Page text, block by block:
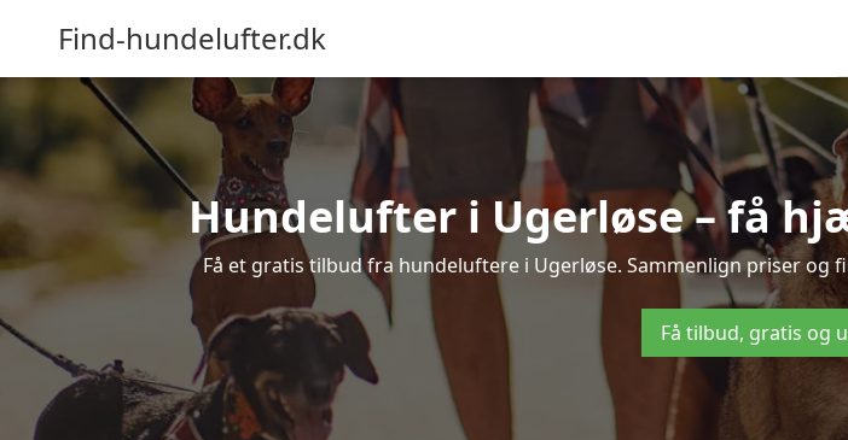
Find-hundelufter.dk
Hundelufter i Ugerløse – få
Få et gratis tilbud fra hundeluftere i Ugerløse. Sammenlign priser
Få tilbud, gratis og